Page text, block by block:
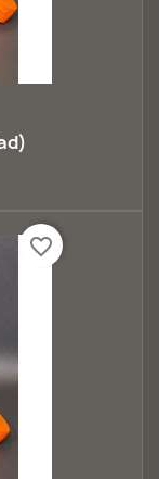
favorite_border